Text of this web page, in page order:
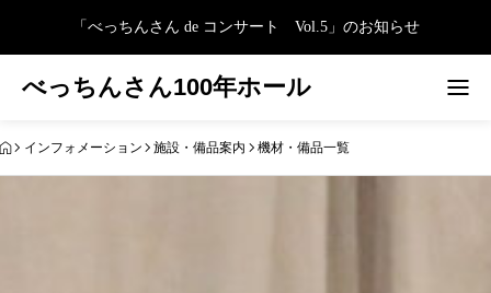
「べっちんさん de コンサート Vol.5」のお知らせ
べっちんさん100年ホール
インフォメーション 施設・備品案内 機材・備品一覧